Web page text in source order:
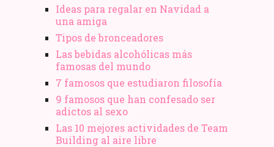
Ideas para regalar en Navidad a
una amiga
Tipos de bronceadores
Las bebidas alcohólicas más
famosas del mundo
7 famosos que estudiaron filosofía
9 famosos que han confesado ser
adictos al sexo
Las 10 mejores actividades de Team
Building al aire libre